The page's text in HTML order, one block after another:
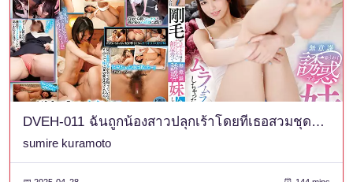
DVEH-011 ฉันถูกน้องสาวปลุกเร้าโดยที่เธอสวมชุดนอนที่ยุ่งเหยิงจนเห็นผมหนาของเธอโดยไม่รู้ตัว ซูมิเระ คุราโมโตะ
sumire kuramoto